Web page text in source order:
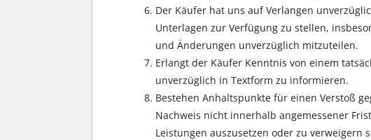
Der Käufer hat uns auf Verlangen
Unterlagen zur Verfügung zu stellen,
und Änderungen unverzüglich mitzuteilen.
Erlangt der Käufer Kenntnis von einem
unverzüglich in Textform zu informieren.
Bestehen Anhaltspunkte für einen Verstoß
Nachweis nicht innerhalb angemessener
Leistungen auszusetzen oder zu verweigern